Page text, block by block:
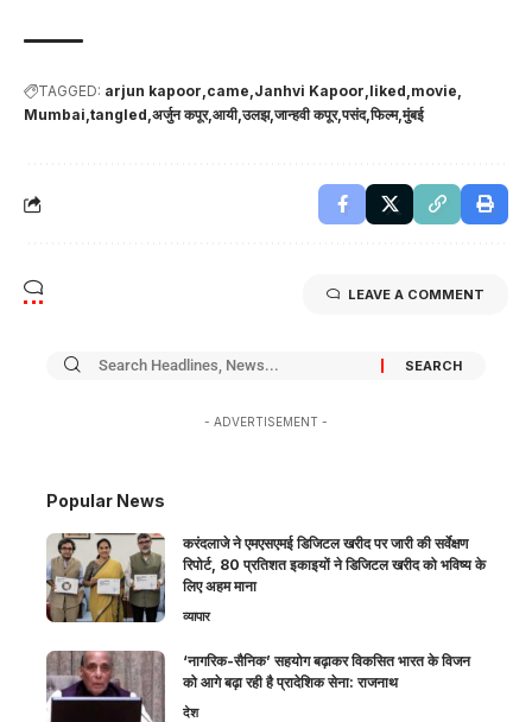
TAGGED: arjun kapoor came Janhvi Kapoor liked movie
Mumbai tangled अर्जुन कपूर आयी उलझ जान्हवी कपूर पसंद फिल्म मुंबई
LEAVE A COMMENT
- ADVERTISEMENT -
Popular News
करंदलाजे ने एमएसएमई डिजिटल खरीद पर जारी की सर्वेक्षण
रिपोर्ट, 80 प्रतिशत इकाइयों ने डिजिटल खरीद को भविष्य के
लिए अहम माना
व्यापार
‘नागरिक-सैनिक’ सहयोग बढ़ाकर विकसित भारत के विजन
को आगे बढ़ा रही है प्रादेशिक सेना: राजनाथ
देश